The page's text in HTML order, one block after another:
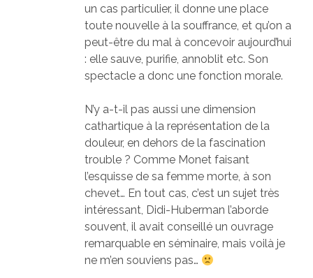
un cas particulier, il donne une place
toute nouvelle à la souffrance, et qu’on a
peut-être du mal à concevoir aujourd’hui
: elle sauve, purifie, annoblit etc. Son
spectacle a donc une fonction morale.
N’y a-t-il pas aussi une dimension
cathartique à la représentation de la
douleur, en dehors de la fascination
trouble ? Comme Monet faisant
l’esquisse de sa femme morte, à son
chevet… En tout cas, c’est un sujet très
intéressant, Didi-Huberman l’aborde
souvent, il avait conseillé un ouvrage
remarquable en séminaire, mais voilà je
ne m’en souviens pas…